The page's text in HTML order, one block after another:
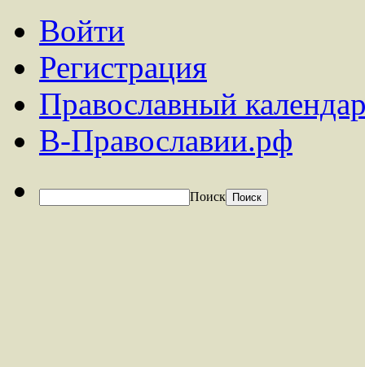
Войти
Регистрация
Православный
В-Православии.рф
Поиск